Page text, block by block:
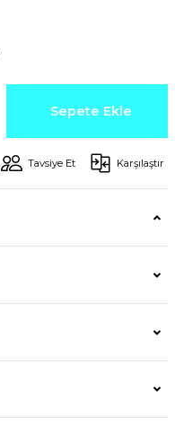
Sepete Ekle
Tavsiye Et Karşılaştır